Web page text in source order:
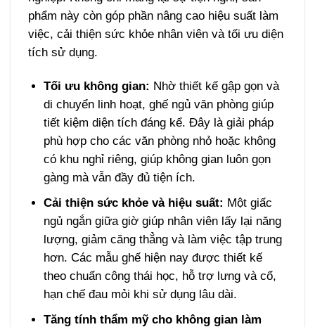
phẩm này còn góp phần nâng cao hiệu suất làm
việc, cải thiện sức khỏe nhân viên và tối ưu diện
tích sử dụng.
Tối ưu không gian: Nhờ thiết kế gập gọn và
di chuyển linh hoạt, ghế ngủ văn phòng giúp
tiết kiệm diện tích đáng kể. Đây là giải pháp
phù hợp cho các văn phòng nhỏ hoặc không
có khu nghỉ riêng, giúp không gian luôn gọn
gàng mà vẫn đầy đủ tiện ích.
Cải thiện sức khỏe và hiệu suất: Một giấc
ngủ ngắn giữa giờ giúp nhân viên lấy lại năng
lượng, giảm căng thẳng và làm việc tập trung
hơn. Các mẫu ghế hiện nay được thiết kế
theo chuẩn công thái học, hỗ trợ lưng và cổ,
hạn chế đau mỏi khi sử dụng lâu dài.
Tăng tính thẩm mỹ cho không gian làm